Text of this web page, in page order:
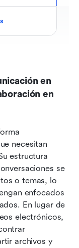
en
en
necesitan
estructura
se
o temas, lo
enfocados
En lugar de
electrónicos,
archivos y